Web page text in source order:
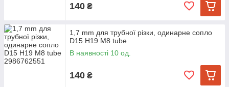
140 ₴
1,7 mm для трубної різки, одинарне сопло
D15 H19 M8 tube
В наявності 10 од.
140 ₴